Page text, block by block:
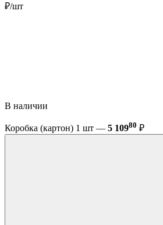
₽/шт
В наличии
Коробка (картон) 1 шт — 5 10980 ₽